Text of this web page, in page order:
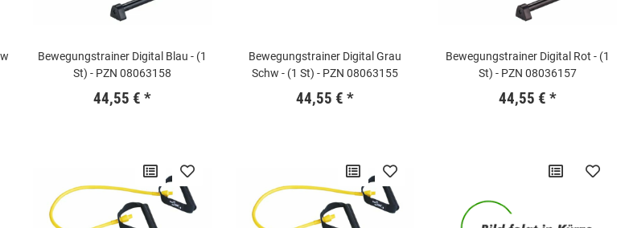
Bewegungstrainer Digital Blau - (1
St) - PZN 08063158
44,55 € *
Bewegungstrainer Digital Grau
Schw - (1 St) - PZN 08063155
44,55 € *
Bewegungstrainer Digital Rot - (1
St) - PZN 08036157
44,55 € *